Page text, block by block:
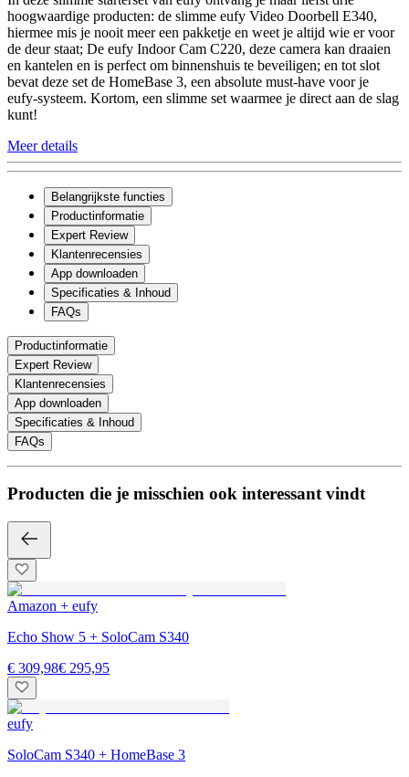
hoogwaardige producten: de slimme eufy Video Doorbell E340,
hiermee mis je nooit meer een pakketje en weet je altijd wie er voor
de deur staat; De eufy Indoor Cam C220, deze camera kan draaien
en kantelen en is perfect om binnenshuis te beveiligen; en tot slot
bevat deze set de HomeBase 3, een absolute must-have voor je
eufy-systeem. Kortom, een slimme set waarmee je direct aan de slag
kunt!
Meer details
Belangrijkste functies
Productinformatie
Expert Review
Klantenrecensies
App downloaden
Specificaties & Inhoud
FAQs
Productinformatie
Expert Review
Klantenrecensies
App downloaden
Specificaties & Inhoud
FAQs
Producten die je misschien ook interessant vindt
Amazon + eufy
Echo Show 5 + SoloCam S340
€ 309,98€ 295,95
eufy
SoloCam S340 + HomeBase 3